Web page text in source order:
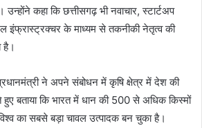
उन्होंने कहा कि छत्तीसगढ़ भी नवाचार, स्टार्टअप
के माध्यम से तकनीकी नेतृत्व की
है।
ने अपने संबोधन में कृषि क्षेत्र में देश की
बताया कि भारत में धान की 500 से अधिक किस्मों
का सबसे बड़ा चावल उत्पादक बन चुका है।